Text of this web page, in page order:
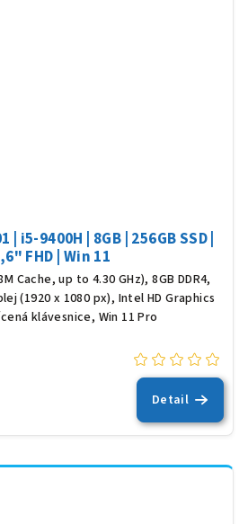
i5-9400H | 8GB | 256GB SSD |
FHD | Win 11
Cache, up to 4.30 GHz), 8GB DDR4,
(1920 x 1080 px), Intel HD Graphics
klávesnice, Win 11 Pro
Detail